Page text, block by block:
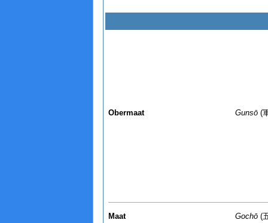
Obermaat Gunsō(
Maat Gochō(